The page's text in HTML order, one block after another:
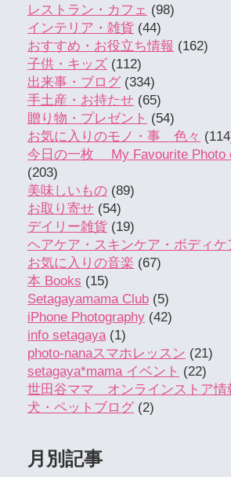
レストラン・カフェ (98)
インテリア・雑貨 (44)
おすすめ・お役立ち情報 (162)
子供・キッズ (112)
出来事・ブログ (334)
手土産・お持たせ (65)
贈り物・プレゼント (54)
お気に入りのモノ・事 色々
今日の一枚 My Favourite Photo
(203)
美味しいもの (89)
お取り寄せ (54)
デイリー雑貨 (19)
ヘアケア・スキンケア・ボディケ
お気に入りの音楽 (67)
本 Books (15)
Setagayamama Club (5)
iPhone Photography (42)
info setagaya (1)
photo-nanaスマホレッスン (21)
setagaya*mama イベント (22)
世田谷ママ オンラインストア情
犬・ペットブログ (2)
月別記事